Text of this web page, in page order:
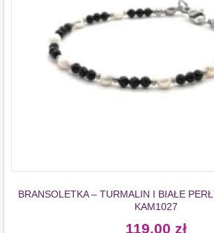
BRANSOLETKA – TURMALIN I BIAŁE
KAM1027
119,00 zł